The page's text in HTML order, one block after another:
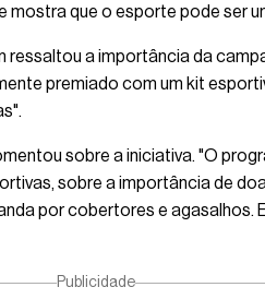
que o esporte pode ser
a importância da
premiado com um kit
sobre a iniciativa. "O
sobre a importância de
por cobertores e
Publicidade